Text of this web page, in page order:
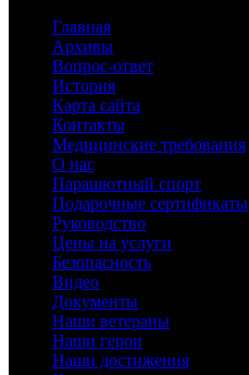
Главная
Архивы
Вопрос-ответ
История
Карта сайта
Контакты
Медицинские требования
О нас
Парашютный спорт
Подарочные сертификаты
Руководство
Цены на услуги
Безопасность
Видео
Документы
Наши ветераны
Наши герои
Наши достижения